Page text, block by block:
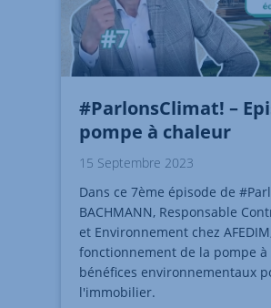
#ParlonsClimat! –
pompe à chaleur
15 Septembre 2023
Dans ce 7ème épisode de
BACHMANN, Responsable
et Environnement chez
fonctionnement de la pompe à
bénéfices environnementaux
l'immobilier.